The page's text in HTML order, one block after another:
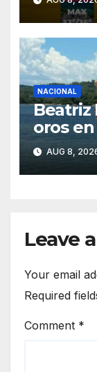
NACIONAL
Beatriz
oros
deAUG 8,
Leave
Your email
Required
Comment *